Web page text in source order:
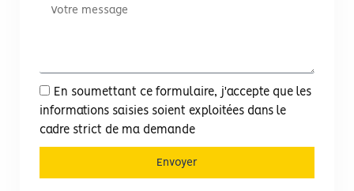
En soumettant ce formulaire, j'accepte que les
informations saisies soient exploitées dans le
cadre strict de ma demande
Envoyer